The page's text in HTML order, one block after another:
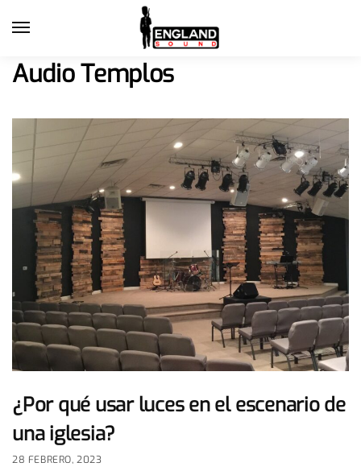
Audio Templos
¿Por qué usar luces en el escenario de
una iglesia?
28 FEBRERO, 2023